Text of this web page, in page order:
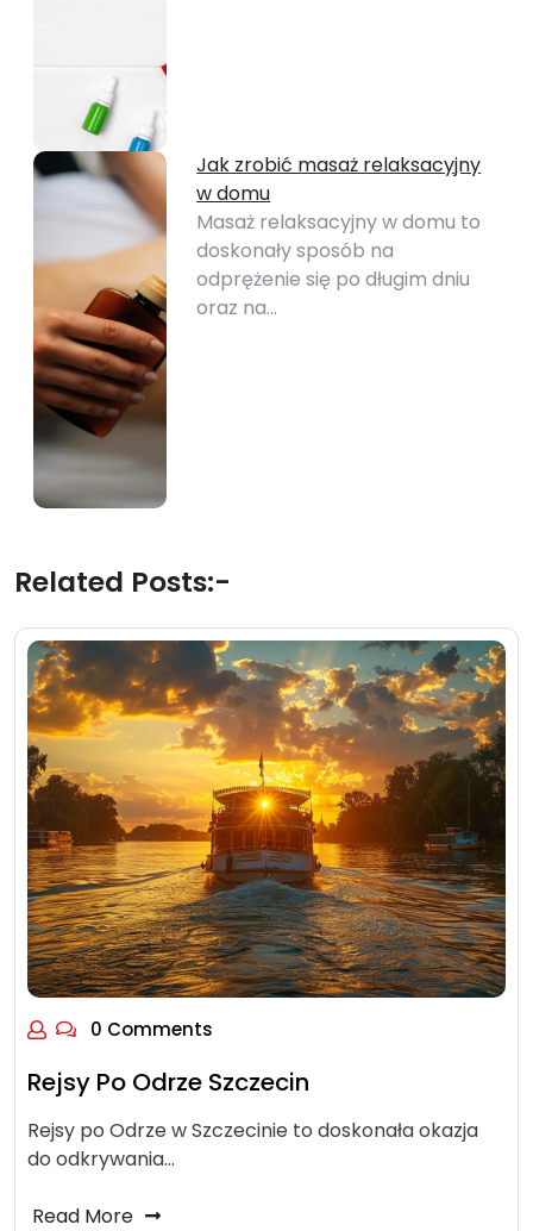
Jak zrobić masaż relaksacyjny
w domu
Masaż relaksacyjny w domu to
doskonały sposób na
odprężenie się po długim dniu
oraz na…
Related Posts:-
0 Comments
Rejsy Po Odrze Szczecin
Rejsy po Odrze w Szczecinie to doskonała okazja
do odkrywania…
Read More